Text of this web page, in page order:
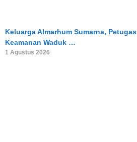
Keluarga Almarhum Sumarna, Petugas
Keamanan Waduk …
1 Agustus 2026